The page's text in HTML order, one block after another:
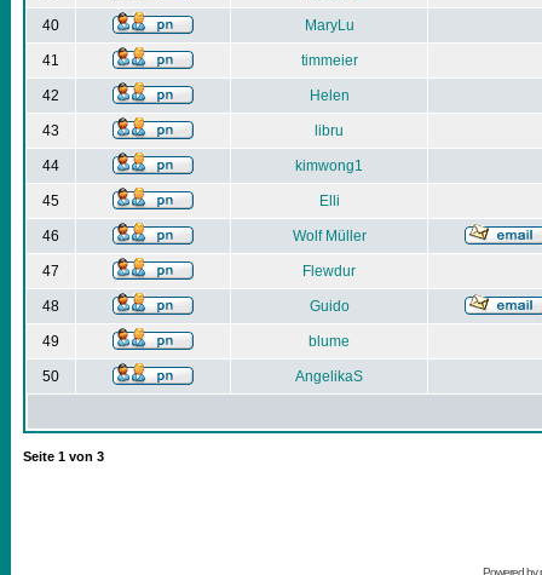
40 MaryLu
41 timmeier
42 Helen
43 libru
44 kimwong1
45 Elli
46 Wolf Müller
47 Flewdur
48 Guido
49 blume
50 AngelikaS
Seite 1 von 3
Powered by